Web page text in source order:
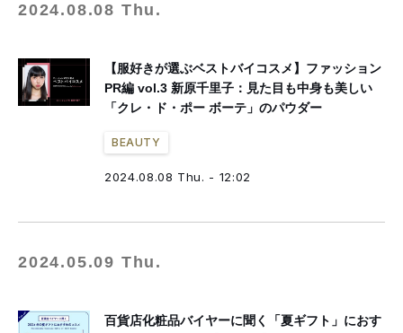
2024.08.08 Thu.
【服好きが選ぶベストバイコスメ】ファッション
PR編 vol.3 新原千里子：見た目も中身も美しい
「クレ・ド・ポー ボーテ」のパウダー
BEAUTY
2024.08.08 Thu. - 12:02
2024.05.09 Thu.
百貨店化粧品バイヤーに聞く「夏ギフト」におす